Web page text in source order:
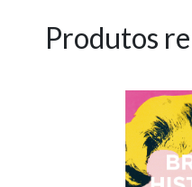
Produtos